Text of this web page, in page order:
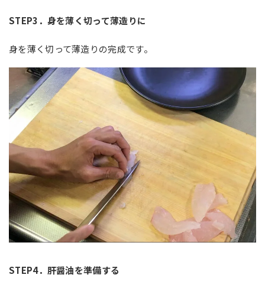
STEP3 ．身を薄く切って薄造りに
身を薄く切って薄造りの完成です。
STEP4．肝醤油を準備する